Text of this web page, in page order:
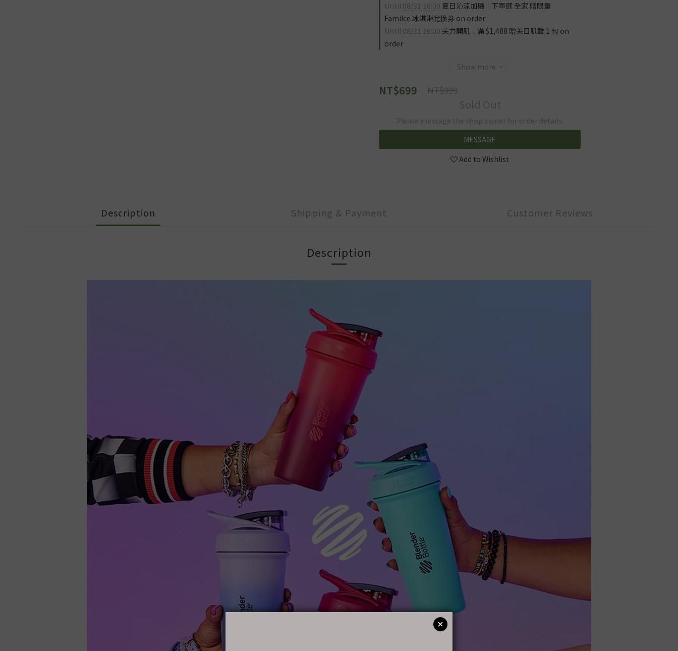
Until 08/31 16:00 夏日沁涼加碼｜下單選 全家 贈限量
Fami!ce 冰淇淋兌換券 on order
Until 08/31 16:00 美力開肌｜滿 $1,488 贈美日肌酸 1 包 on
order
Show more
NT$699 NT$999
Sold Out
Please message the shop owner for order details.
MESSAGE
Add to Wishlist
Description Shipping & Payment Customer Reviews
Description